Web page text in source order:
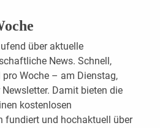
über aktuelle
News. Schnell,
Woche – am Dienstag,
Damit bieten die
kostenlosen
fundiert und hochaktuell über